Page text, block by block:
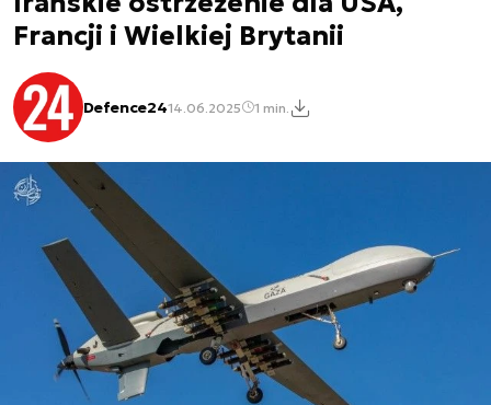
Francji i Wielkiej Brytanii
Defence2414.06.2025 1 min.